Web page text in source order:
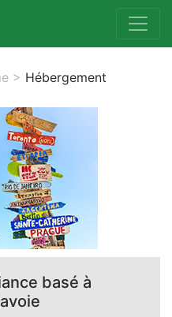
> Hébergement
basé à